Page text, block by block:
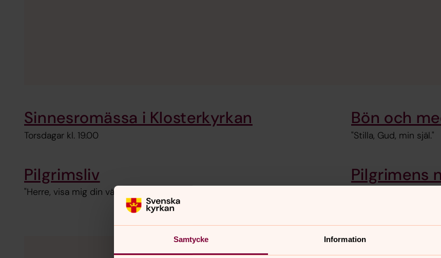
Samtycke Information
Sinnesromässa i Klosterkyrkan
Torsdagar kl. 19.00
Bön och
"Stilla, Gud, min själ."
Pilgrimsliv
"Herre, visa mig din väg, och gör mig villig att vandra den."
Pilgrimens
Välkommen att gå
finns att låna i